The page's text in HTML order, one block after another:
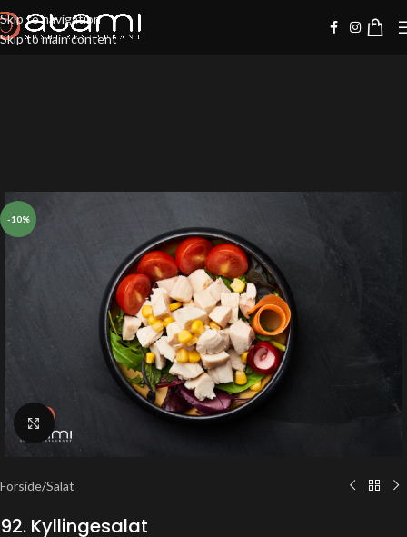
Skip to navigation
Skip to main content
-10%
Klik for at forstørre
Forside/Salat
92. Kyllingesalat